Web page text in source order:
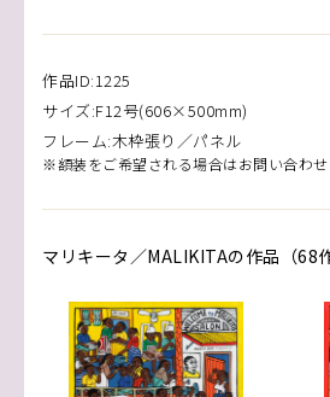
作品ID:1225
サイズ:F12号(606×500mm)
フレーム:木枠張り／パネル
※額装をご希望される場合はお問い合わせ
マリキータ／MALIKITAの作品（68作